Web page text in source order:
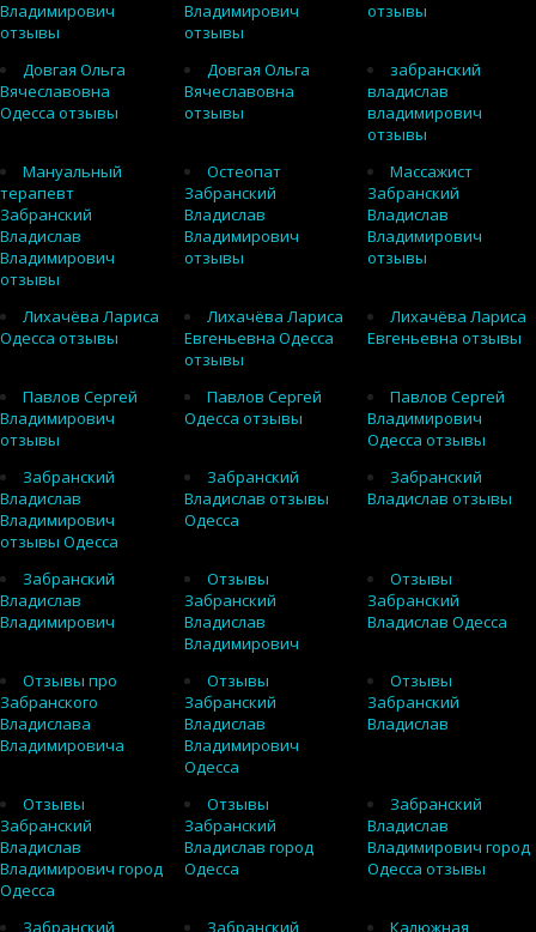
Владимирович
отзывы
Владимирович
отзывы
отзывы
Довгая Ольга
Вячеславовна
Одесса отзывы
Довгая Ольга
Вячеславовна
отзывы
забранский
владислав
владимирович
отзывы
Мануальный
терапевт
Забранский
Владислав
Владимирович
отзывы
Остеопат
Забранский
Владислав
Владимирович
отзывы
Массажист
Забранский
Владислав
Владимирович
отзывы
Лихачёва Лариса
Одесса отзывы
Лихачёва Лариса
Евгеньевна Одесса
отзывы
Лихачёва Лариса
Евгеньевна отзывы
Павлов Сергей
Владимирович
отзывы
Павлов Сергей
Одесса отзывы
Павлов Сергей
Владимирович
Одесса отзывы
Забранский
Владислав
Владимирович
отзывы Одесса
Забранский
Владислав отзывы
Одесса
Забранский
Владислав отзывы
Забранский
Владислав
Владимирович
Отзывы
Забранский
Владислав
Владимирович
Отзывы
Забранский
Владислав Одесса
Отзывы про
Забранского
Владислава
Владимировича
Отзывы
Забранский
Владислав
Владимирович
Одесса
Отзывы
Забранский
Владислав
Отзывы
Забранский
Владислав
Владимирович город
Одесса
Отзывы
Забранский
Владислав город
Одесса
Забранский
Владислав
Владимирович город
Одесса отзывы
Забранский
Забранский
Калюжная